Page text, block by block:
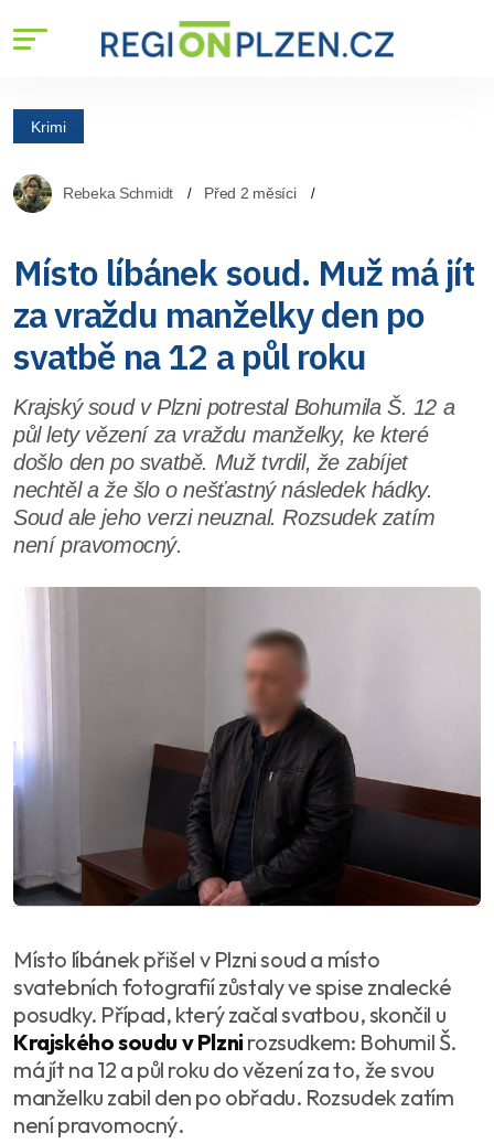
Krimi
Rebeka Schmidt Před 2 měsíci
Místo líbánek soud. Muž má jít
za vraždu manželky den po
svatbě na 12 a půl roku
Krajský soud v Plzni potrestal Bohumila Š. 12 a
půl lety vězení za vraždu manželky, ke které
došlo den po svatbě. Muž tvrdil, že zabíjet
nechtěl a že šlo o nešťastný následek hádky.
Soud ale jeho verzi neuznal. Rozsudek zatím
není pravomocný.
Místo líbánek přišel v Plzni soud a místo
svatebních fotografií zůstaly ve spise znalecké
posudky. Případ, který začal svatbou, skončil u
Krajského soudu v Plznirozsudkem: Bohumil Š.
má jít na 12 a půl roku do vězení za to, že svou
manželku zabil den po obřadu. Rozsudek zatím
není pravomocný.